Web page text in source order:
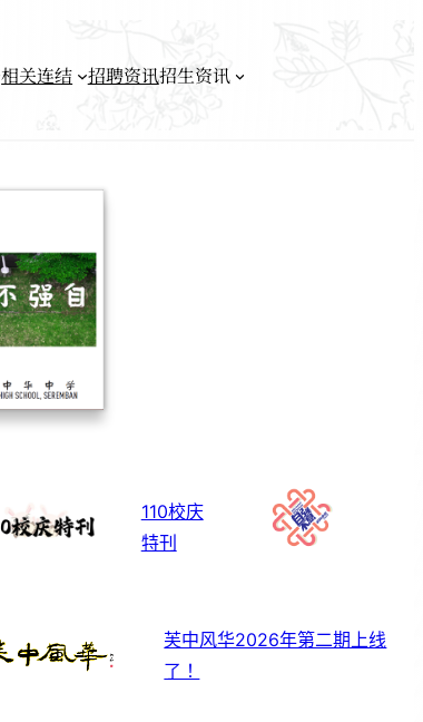
相关连结 招聘资讯招生资讯
110校庆
特刊
芙中风华2026年第二期上线
了！